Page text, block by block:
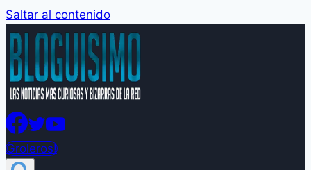
Saltar al contenido
Groleros!